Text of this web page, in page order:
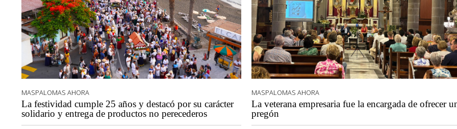
MASPALOMAS AHORA
La festividad cumple 25 años y destacó por su carácter
solidario y entrega de productos no perecederos
MASPALOMAS AHORA
La veterana empresaria fue la encargada de ofrecer
pregón